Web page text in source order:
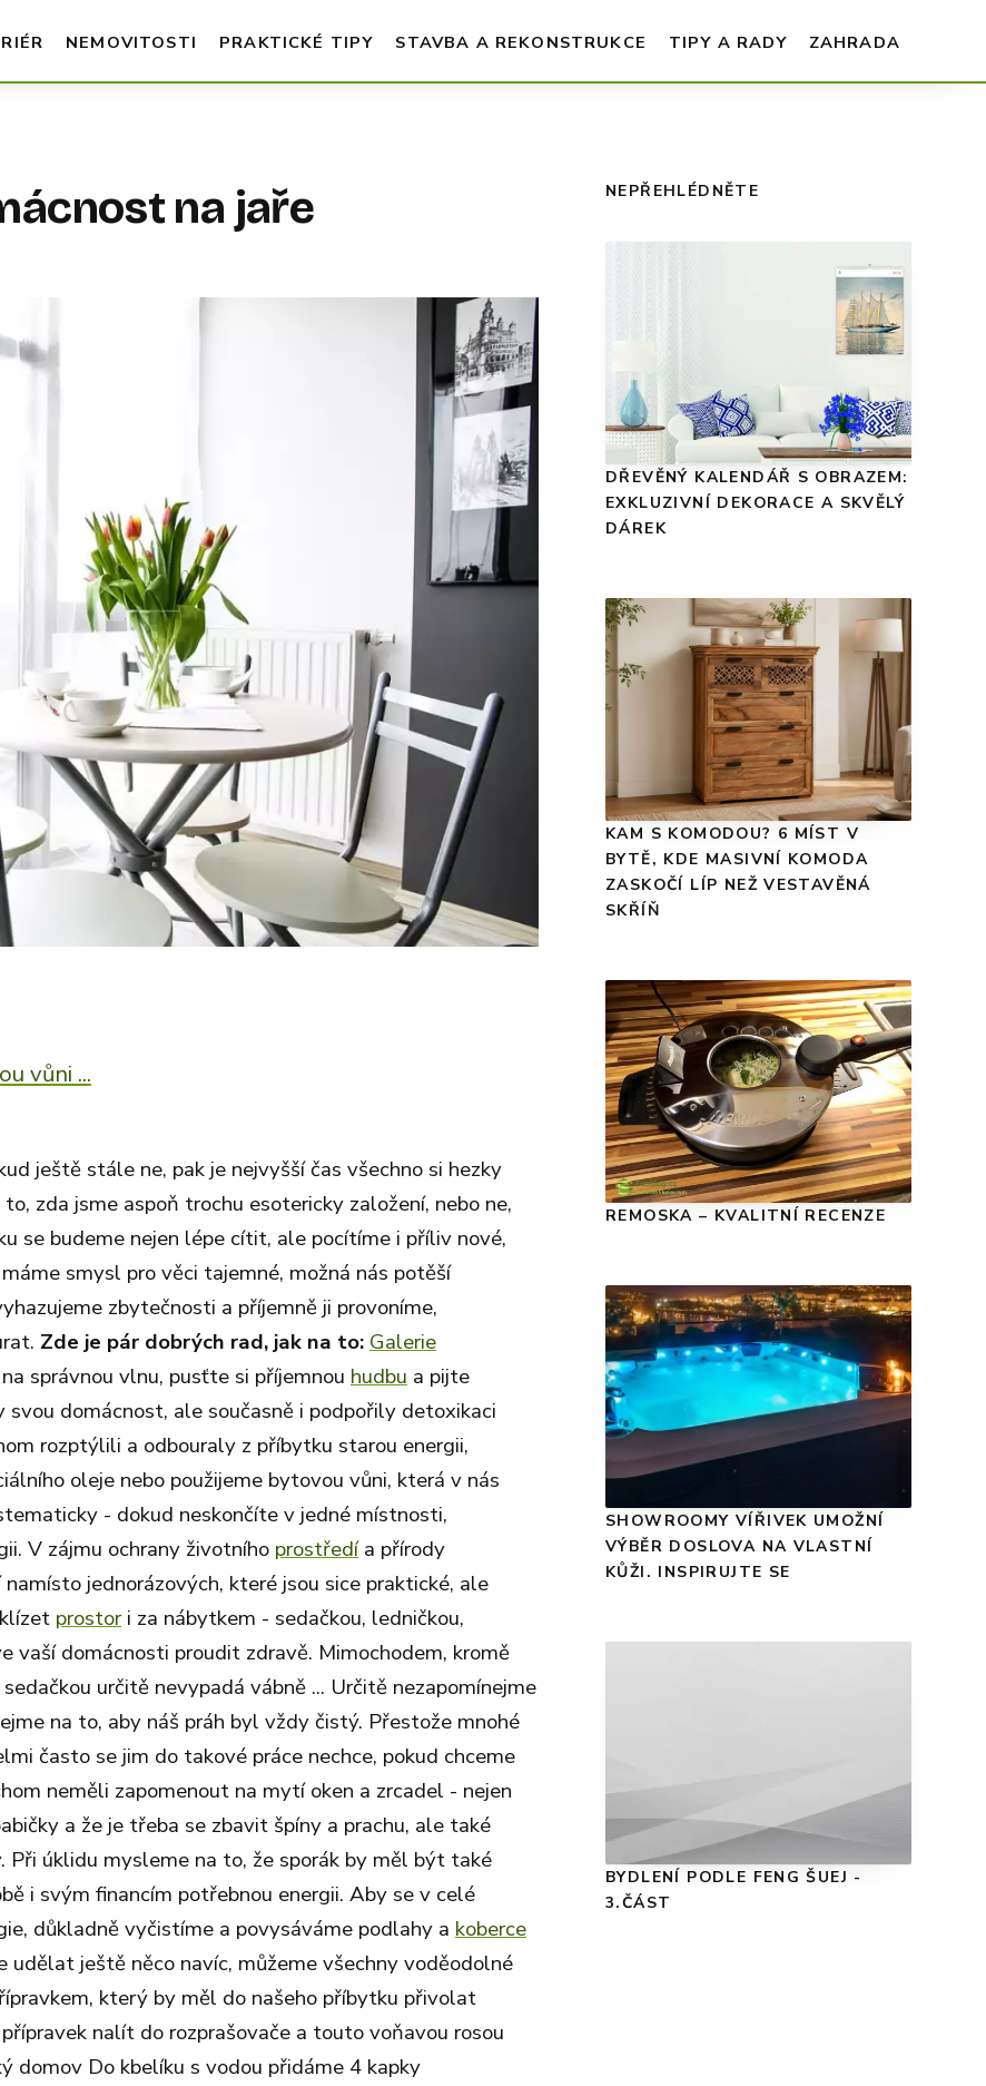
NEMOVITOSTI PRAKTICKÉ TIPY STAVBA A REKONSTRUKCE TIPY A RADY ZAHRADA
na jaře
vůni ...
ještě stále ne, pak je nejvyšší čas všechno si hezky
zda jsme aspoň trochu esotericky založení, nebo ne,
se budeme nejen lépe cítit, ale pocítíme i příliv nové,
smysl pro věci tajemné, možná nás potěší
zbytečnosti a příjemně ji provoníme,
Zde je pár dobrých rad, jak na to: Galerie
správnou vlnu, pusťte si příjemnou hudbu a pijte
domácnost, ale současně i podpořily detoxikaci
rozptýlili a odbouraly z příbytku starou energii,
oleje nebo použijeme bytovou vůni, která v nás
- dokud neskončíte v jedné místnosti,
V zájmu ochrany životního prostředía přírody
jednorázových, které jsou sice praktické, ale
prostori za nábytkem - sedačkou, ledničkou,
vaší domácnosti proudit zdravě. Mimochodem, kromě
určitě nevypadá vábně ... Určitě nezapomínejme
na to, aby náš práh byl vždy čistý. Přestože mnohé
často se jim do takové práce nechce, pokud chceme
neměli zapomenout na mytí oken a zrcadel - nejen
a že je třeba se zbavit špíny a prachu, ale také
úklidu mysleme na to, že sporák by měl být také
i svým financím potřebnou energii. Aby se v celé
důkladně vyčistíme a povysáváme podlahy a koberce
ještě něco navíc, můžeme všechny voděodolné
který by měl do našeho příbytku přivolat
nalít do rozprašovače a touto voňavou rosou
domov Do kbelíku s vodou přidáme 4 kapky
NEPŘEHLÉDNĚTE
DŘEVĚNÝ KALENDÁŘ S OBRAZEM:
EXKLUZIVNÍ DEKORACE A SKVĚLÝ
DÁREK
KAM S KOMODOU? 6 MÍST V
BYTĚ, KDE MASIVNÍ KOMODA
ZASKOČÍ LÍP NEŽ VESTAVĚNÁ
SKŘÍŇ
REMOSKA – KVALITNÍ RECENZE
SHOWROOMY VÍŘIVEK UMOŽNÍ
VÝBĚR DOSLOVA NA VLASTNÍ
KŮŽI. INSPIRUJTE SE
BYDLENÍ PODLE FENG ŠUEJ -
3.ČÁST